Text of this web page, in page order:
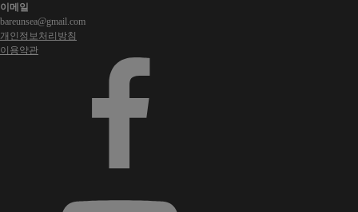
이메일
bareunsea@gmail.com
개인정보처리방침
이용약관